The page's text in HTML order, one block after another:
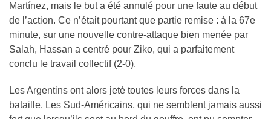
Martínez, mais le but a été annulé pour une faute au début
de l’action. Ce n’était pourtant que partie remise : à la 67e
minute, sur une nouvelle contre-attaque bien menée par
Salah, Hassan a centré pour Ziko, qui a parfaitement
conclu le travail collectif (2-0).
Les Argentins ont alors jeté toutes leurs forces dans la
bataille. Les Sud-Américains, qui ne semblent jamais aussi